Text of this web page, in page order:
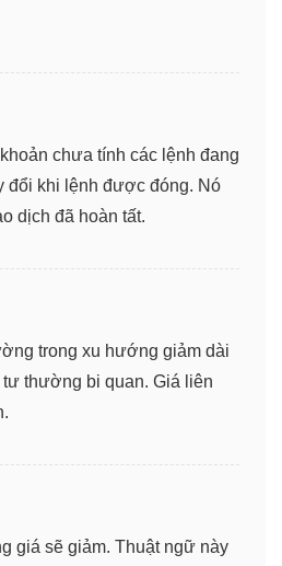
chưa tính các lệnh đang
đổi khi lệnh được đóng. Nó
dịch đã hoàn tất.
trong xu hướng giảm dài
tư thường bi quan. Giá liên
giá sẽ giảm. Thuật ngữ này